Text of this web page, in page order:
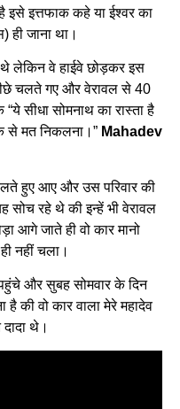
इसे इत्तफाक कहे या ईश्वर का
ही जाना था।
थे लेकिन वे हाईवे छोड़कर इस
चलते गए और वेरावल से 40
सीधा सोमनाथ का रास्ता है
से मत निकलना।” Mahadev
हुए आए और उस परिवार की
सोच रहे थे की इन्हें भी वेरावल
आगे जाते ही वो कार मानो
नहीं चला।
और सुबह सोमवार के दिन
है की वो कार वाला मेरे महादेव
थे।